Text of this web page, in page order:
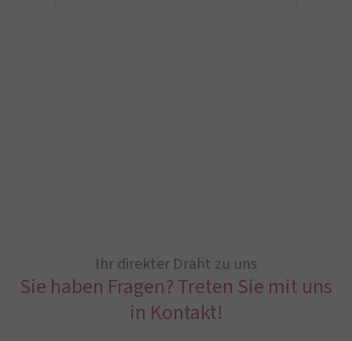
Ihr direkter Draht zu uns
Sie haben Fragen? Treten Sie mit uns
in Kontakt!